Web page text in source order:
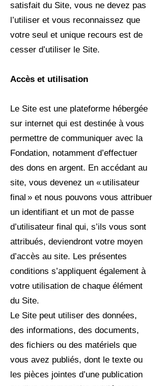
satisfait du Site, vous ne devez pas
l’utiliser et vous reconnaissez que
votre seul et unique recours est de
cesser d’utiliser le Site.
Accès et utilisation
Le Site est une plateforme hébergée
sur internet qui est destinée à vous
permettre de communiquer avec la
Fondation, notamment d’effectuer
des dons en argent. En accédant au
site, vous devenez un « utilisateur
final » et nous pouvons vous attribuer
un identifiant et un mot de passe
d’utilisateur final qui, s’ils vous sont
attribués, deviendront votre moyen
d’accès au site. Les présentes
conditions s’appliquent également à
votre utilisation de chaque élément
du Site.
Le Site peut utiliser des données,
des informations, des documents,
des fichiers ou des matériels que
vous avez publiés, dont le texte ou
les pièces jointes d’une publication